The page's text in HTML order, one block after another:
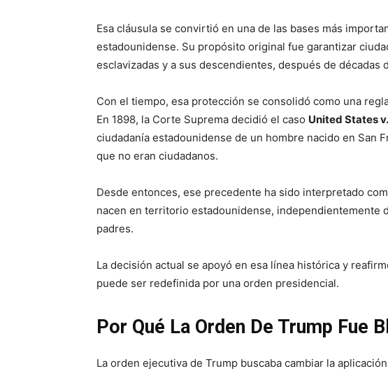
Esa cláusula se convirtió en una de las bases más
estadounidense. Su propósito original fue garantizar
esclavizadas y a sus descendientes, después de décadas
Con el tiempo, esa protección se consolidó como una
En 1898, la Corte Suprema decidió el caso United States
ciudadanía estadounidense de un hombre nacido en San
que no eran ciudadanos.
Desde entonces, ese precedente ha sido interpretado
nacen en territorio estadounidense, independientemente
padres.
La decisión actual se apoyó en esa línea histórica y
puede ser redefinida por una orden presidencial.
Por Qué La Orden De Trump Fue
La orden ejecutiva de Trump buscaba cambiar la